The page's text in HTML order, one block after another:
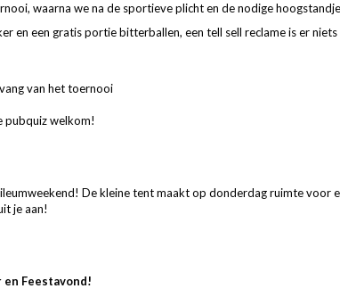
waarna we na de sportieve plicht en de nodige
en een gratis portie bitterballen, een tell sell reclame is er
van het toernooi
pubquiz welkom!
De kleine tent maakt op donderdag ruimte voor
je aan!
en Feestavond!